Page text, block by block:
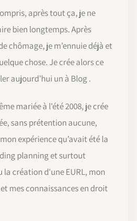
après tout ça, je ne
bien longtemps. Après
chômage, je m’ennuie déjà et
chose. Je crée alors ce
aujourd’hui un à Blog .
mariée à l'été 2008, je crée
sans prétention aucune,
expérience qu’avait été la
planning et surtout
la création d'une EURL, mon
mes connaissances en droit